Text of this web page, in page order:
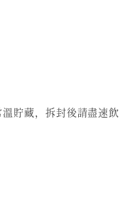
貯藏，拆封後請盡速飲